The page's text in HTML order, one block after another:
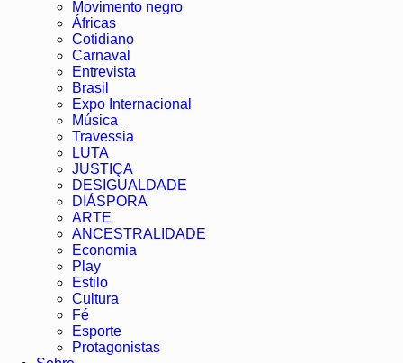
Movimento negro
Áfricas
Cotidiano
Carnaval
Entrevista
Brasil
Expo Internacional
Música
Travessia
LUTA
JUSTIÇA
DESIGUALDADE
DIÁSPORA
ARTE
ANCESTRALIDADE
Economia
Play
Estilo
Cultura
Fé
Esporte
Protagonistas